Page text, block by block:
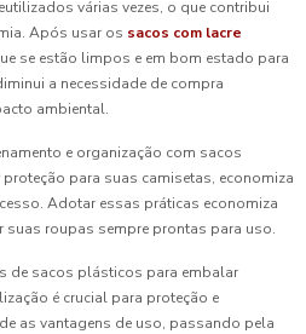
várias vezes, o que contribui
Após usar os sacos com lacre
se estão limpos e em bom estado para
a necessidade de compra
ambiental.
e organização com sacos
para suas camisetas, economiza
Adotar essas práticas economiza
suas roupas sempre prontas para uso.
de sacos plásticos para embalar
é crucial para proteção e
as vantagens de uso, passando pela